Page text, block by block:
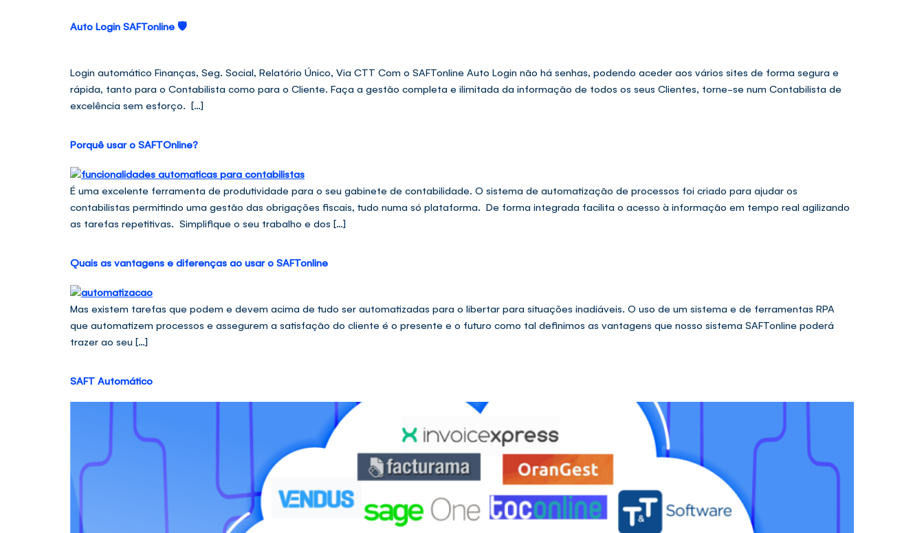
Auto Login SAFTonline 🛡
Login automático Finanças, Seg. Social, Relatório Único, Via CTT Com o SAFTonline Auto Login não há senhas, podendo aceder aos vários sites de forma segura e
rápida, tanto para o Contabilista como para o Cliente. Faça a gestão completa e ilimitada da informação de todos os seus Clientes, torne-se num Contabilista de
excelência sem esforço. […]
Porquê usar o SAFTOnline?
É uma excelente ferramenta de produtividade para o seu gabinete de contabilidade. O sistema de automatização de processos foi criado para ajudar os
contabilistas permitindo uma gestão das obrigações fiscais, tudo numa só plataforma. De forma integrada facilita o acesso à informação em tempo real agilizando
as tarefas repetitivas. Simplifique o seu trabalho e dos […]
Quais as vantagens e diferenças ao usar o SAFTonline
Mas existem tarefas que podem e devem acima de tudo ser automatizadas para o libertar para situações inadiáveis. O uso de um sistema e de ferramentas RPA
que automatizem processos e assegurem a satisfação do cliente é o presente e o futuro como tal definimos as vantagens que nosso sistema SAFTonline poderá
trazer ao seu […]
SAFT Automático